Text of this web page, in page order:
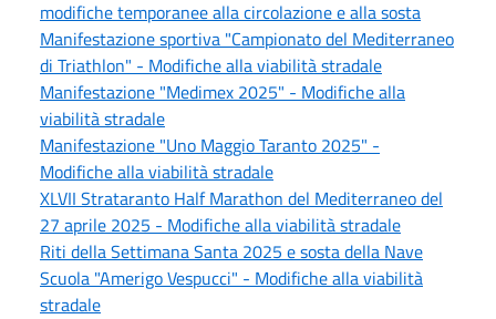
modifiche temporanee alla circolazione e alla sosta
Manifestazione sportiva "Campionato del Mediterraneo
di Triathlon" - Modifiche alla viabilità stradale
Manifestazione "Medimex 2025" - Modifiche alla
viabilità stradale
Manifestazione "Uno Maggio Taranto 2025" -
Modifiche alla viabilità stradale
XLVII Strataranto Half Marathon del Mediterraneo del
27 aprile 2025 - Modifiche alla viabilità stradale
Riti della Settimana Santa 2025 e sosta della Nave
Scuola "Amerigo Vespucci" - Modifiche alla viabilità
stradale